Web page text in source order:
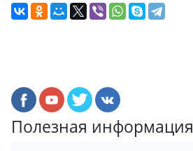
Полезная информация